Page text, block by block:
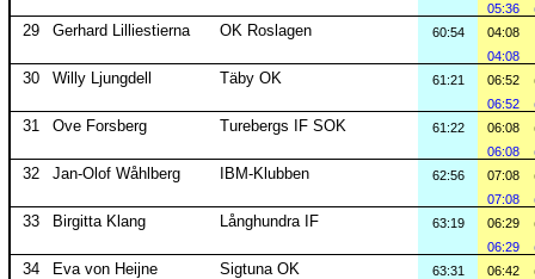
05:36
29 Gerhard Lilliestierna OK Roslagen 60:54
04:08
04:08
30 Willy Ljungdell Täby OK 61:21 06:52
06:52
31 Ove Forsberg Turebergs IF SOK 61:22 06:08
06:08
32 Jan-Olof Wåhlberg IBM-Klubben 62:56 07:08
07:08
33 Birgitta Klang Långhundra IF 63:19 06:29
06:29
34 Eva von Heijne Sigtuna OK 63:31 06:42